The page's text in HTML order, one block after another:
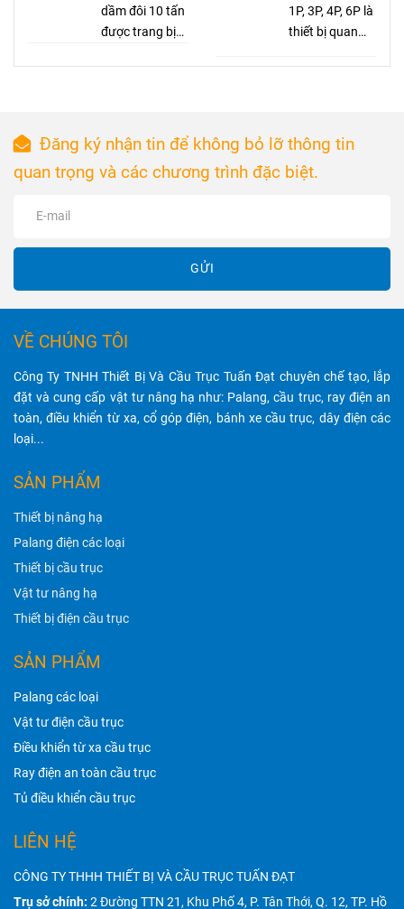
ổn định từ
nhiều năm qua.
trục 3P hàng
có sẳn tại kho
dầm đôi 10 tấn
được trang bị
chuẩn bảo vệ
IP44, IP54,
đảm bảo khả
1P, 3P, 4P, 6P là
thiết bị quan
điện, đảm bảo
an toàn và hiệu
suất hoạt động
Đăng ký nhận tin để không bỏ lỡ thông tin
quan trọng và các chương trình đặc biệt.
GỬI
VỀ CHÚNG TÔI
Công Ty TNHH Thiết Bị Và Cầu Trục Tuấn Đạt chuyên chế tạo, lắp
đặt và cung cấp vật tư nâng hạ như: Palang, cầu trục, ray điện an
toàn, điều khiển từ xa, cổ góp điện, bánh xe cầu trục, dây điện các
loại...
SẢN PHẨM
Thiết bị nâng hạ
Palang điện các loại
Thiết bị cầu trục
Vật tư nâng hạ
Thiết bị điện cầu trục
SẢN PHẨM
Palang các loại
Vật tư điện cầu trục
Điều khiển từ xa cầu trục
Ray điện an toàn cầu trục
Tủ điều khiển cầu trục
LIÊN HỆ
CÔNG TY THHH THIẾT BỊ VÀ CẦU TRỤC TUẤN ĐẠT
Trụ sở chính: 2 Đường TTN 21, Khu Phố 4, P. Tân Thới, Q. 12, TP. Hồ